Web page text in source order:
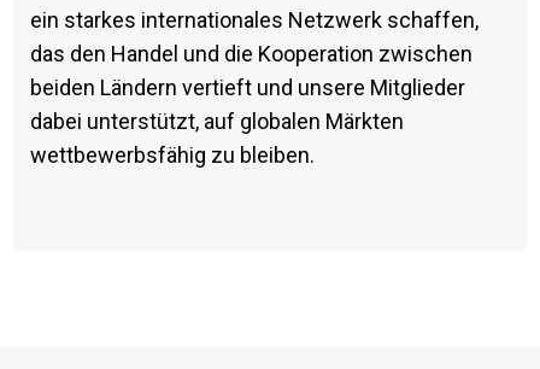
ein starkes internationales Netzwerk schaffen,
das den Handel und die Kooperation zwischen
beiden Ländern vertieft und unsere Mitglieder
dabei unterstützt, auf globalen Märkten
wettbewerbsfähig zu bleiben.